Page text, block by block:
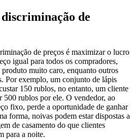
de
de preços é maximizar o lucro
igual para todos os compradores,
muito caro, enquanto outros
Por exemplo, um conjunto de lápis
150 rublos, no entanto, um cliente
500 rublos por ele. O vendedor, ao
fixo, perde a oportunidade de ganhar
forma, noivas podem estar dispostas a
de casamento do que clientes
para a noite.